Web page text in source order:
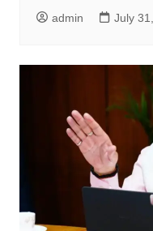
admin July